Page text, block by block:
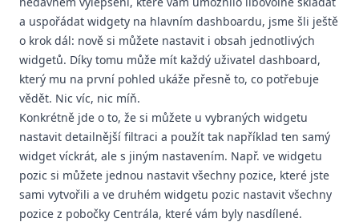
a uspořádat widgety na hlavním dashboardu, jsme šli ještě
o krok dál: nově si můžete nastavit i obsah jednotlivých
widgetů. Díky tomu může mít každý uživatel dashboard,
který mu na první pohled ukáže přesně to, co potřebuje
vědět. Nic víc, nic míň.
Konkrétně jde o to, že si můžete u vybraných widgetu
nastavit detailnější filtraci a použít tak například ten samý
widget víckrát, ale s jiným nastavením. Např. ve widgetu
pozic si můžete jednou nastavit všechny pozice, které jste
sami vytvořili a ve druhém widgetu pozic nastavit všechny
pozice z pobočky Centrála, které vám byly nasdílené.